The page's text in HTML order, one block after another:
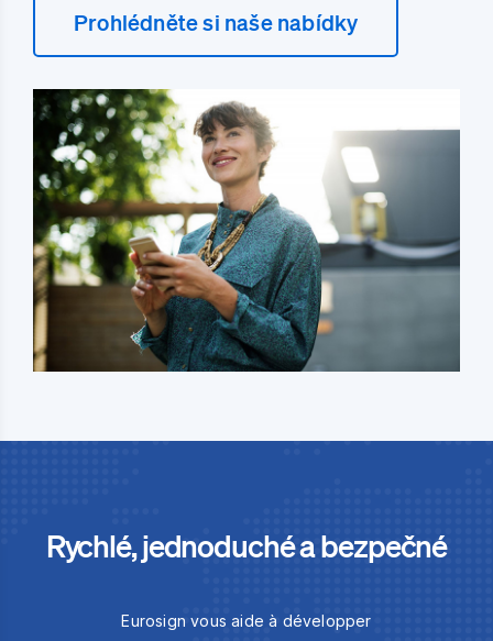
Prohlédněte si naše nabídky
Rychlé, jednoduché a bezpečné
Eurosign vous aide à développer